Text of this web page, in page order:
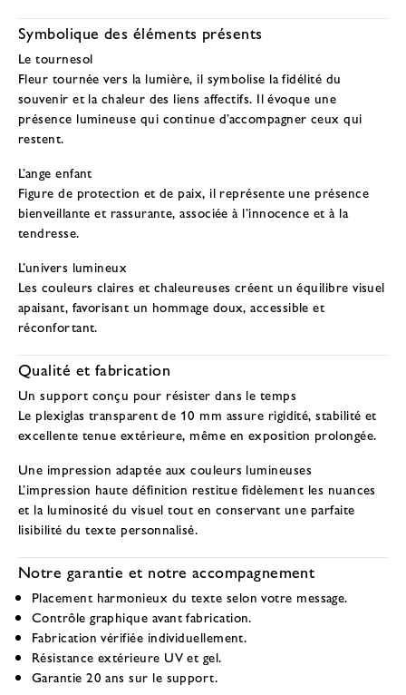
Symbolique des éléments présents
Le tournesol
Fleur tournée vers la lumière, il symbolise la fidélité du
souvenir et la chaleur des liens affectifs. Il évoque une
présence lumineuse qui continue d’accompagner ceux qui
restent.
L’ange enfant
Figure de protection et de paix, il représente une présence
bienveillante et rassurante, associée à l’innocence et à la
tendresse.
L’univers lumineux
Les couleurs claires et chaleureuses créent un équilibre visuel
apaisant, favorisant un hommage doux, accessible et
réconfortant.
Qualité et fabrication
Un support conçu pour résister dans le temps
Le plexiglas transparent de 10 mm assure rigidité, stabilité et
excellente tenue extérieure, même en exposition prolongée.
Une impression adaptée aux couleurs lumineuses
L’impression haute définition restitue fidèlement les nuances
et la luminosité du visuel tout en conservant une parfaite
lisibilité du texte personnalisé.
Notre garantie et notre accompagnement
Placement harmonieux du texte selon votre message.
Contrôle graphique avant fabrication.
Fabrication vérifiée individuellement.
Résistance extérieure UV et gel.
Garantie 20 ans sur le support.